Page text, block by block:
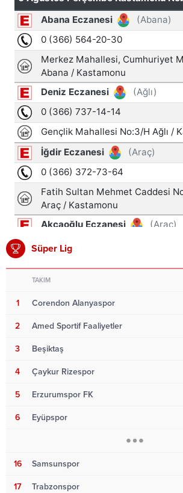
Süper Lig
TAKIM
1 Corendon Alanyaspor
2 Amed Sportif Faaliyetler
3 Beşiktaş
4 Çaykur Rizespor
5 Erzurumspor FK
6 Eyüpspor
16 Samsunspor
17 Trabzonspor